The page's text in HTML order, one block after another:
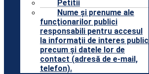
Petitii
Nume şi prenume ale
funcţionarilor publici
responsabili pentru accesul
la informaţii de interes public
precum şi datele lor de
contact (adresă de e-mail,
telefon).